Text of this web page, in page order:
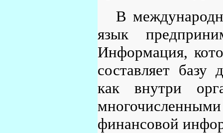
В
язык
Информация,
составляет базу
как внутри
финансовой